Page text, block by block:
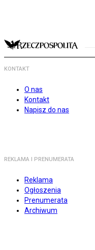
KONTAKT
O nas
Kontakt
Napisz do nas
REKLAMA I PRENUMERATA
Reklama
Ogłoszenia
Prenumerata
Archiwum